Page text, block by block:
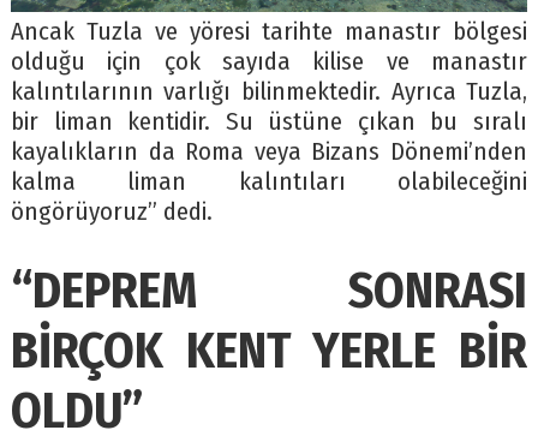
Ancak Tuzla ve yöresi tarihte manastır bölgesi
olduğu için çok sayıda kilise ve manastır
kalıntılarının varlığı bilinmektedir. Ayrıca Tuzla,
bir liman kentidir. Su üstüne çıkan bu sıralı
kayalıkların da Roma veya Bizans Dönemi’nden
kalma liman kalıntıları olabileceğini
öngörüyoruz” dedi.
“DEPREM SONRASI
BİRÇOK KENT YERLE BİR
OLDU”